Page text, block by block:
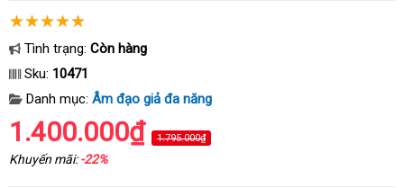
Tình trạng: Còn hàng
Sku: 10471
Danh mục: Âm đạo giả đa năng
1.400.000₫ 1.795.000₫
Khuyến mãi:-22%